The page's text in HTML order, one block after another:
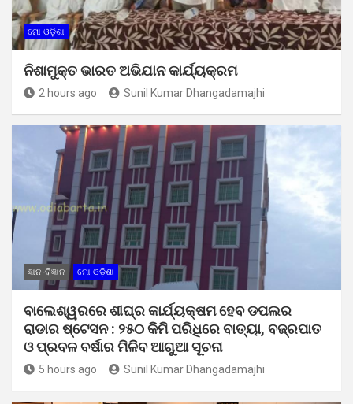
ମୋ ଓଡ଼ିଶା
ନିଶାମୁକ୍ତ ଭାରତ ଅଭିଯାନ କାର୍ଯ୍ୟକ୍ରମ
2 hours ago Sunil Kumar Dhangadamajhi
ଜ୍ଞାନ-ବିଜ୍ଞାନ ମୋ ଓଡ଼ିଶା
ବାଲେଶ୍ୱରରେ ଶୀଘ୍ର କାର୍ଯ୍ୟକ୍ଷମ ହେବ ଡପଲର
ରାଡାର ଷ୍ଟେସନ : ୨୫୦ କିମି ପରିଧିରେ ବାତ୍ୟା, ବଜ୍ରପାତ
ଓ ପ୍ରବଳ ବର୍ଷାର ମିଳିବ ଆଗୁଆ ସୂଚନା
5 hours ago Sunil Kumar Dhangadamajhi